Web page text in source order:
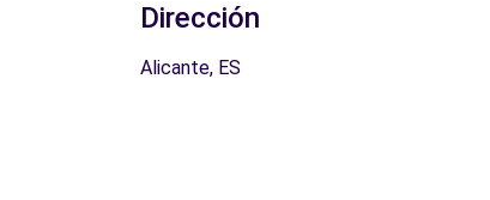
Dirección
Alicante, ES